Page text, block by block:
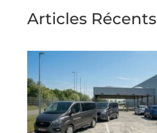
Articles Récents